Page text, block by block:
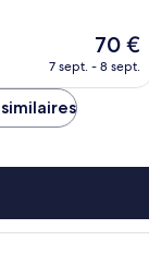
Le
nouveau
70 €
7 sept. - 8 sept.